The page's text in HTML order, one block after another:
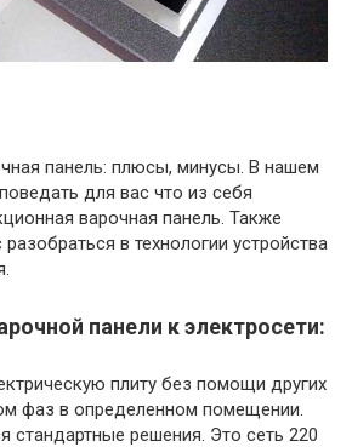
панель: плюсы, минусы. В нашем
для вас что из себя
варочная панель. Также
в технологии устройства
панели к электросети:
плиту без помощи других
фаз в определенном помещении.
стандартные решения. Это сеть 220